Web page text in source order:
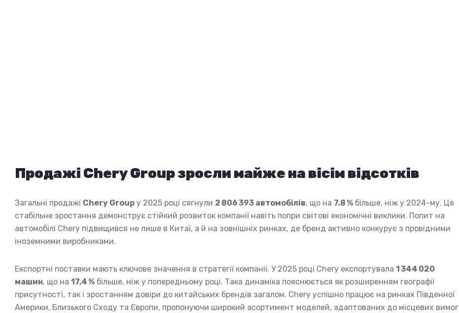
Продажі Chery Group зросли майже на вісім відсотків
Загальні продажі Chery Group у 2025 році сягнули 2 806 393 автомобілів, що на 7,8 % більше, ніж у 2024-му. Це
стабільне зростання демонструє стійкий розвиток компанії навіть попри світові економічні виклики. Попит на
автомобілі Chery підвищився не лише в Китаї, а й на зовнішніх ринках, де бренд активно конкурує з провідними
іноземними виробниками.
Експортні поставки мають ключове значення в стратегії компанії. У 2025 році Chery експортувала 1 344 020
машин, що на 17,4 % більше, ніж у попередньому році. Така динаміка пояснюється як розширенням географії
присутності, так і зростанням довіри до китайських брендів загалом. Chery успішно працює на ринках Південної
Америки, Близького Сходу та Європи, пропонуючи широкий асортимент моделей, адаптованих до місцевих вимог